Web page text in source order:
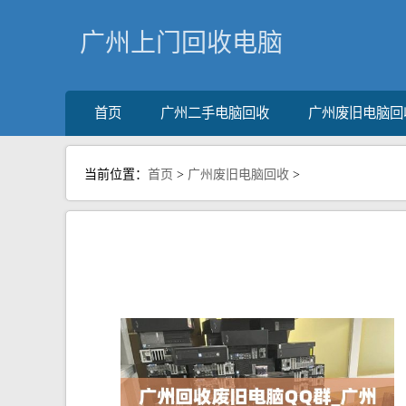
广州上门回收电脑
首页 广州二手电脑回收 广州废旧电脑回
当前位置： 首页 > 广州废旧电脑回收 >